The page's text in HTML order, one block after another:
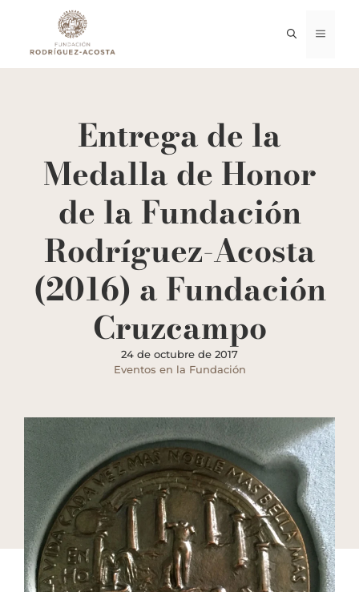
contenido
MENÚ
Entrega de la
Medalla de Honor
de la Fundación
Rodríguez-Acosta
(2016) a Fundación
Cruzcampo
24 de octubre de 2017
Eventos en la Fundación